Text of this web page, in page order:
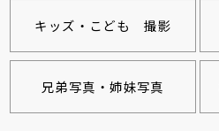
キッズ・こども 撮影
兄弟写真・姉妹写真